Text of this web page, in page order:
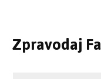
Zpravodaj